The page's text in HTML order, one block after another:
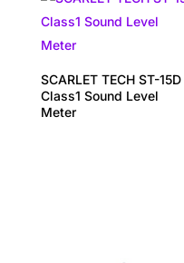
SCARLET TECH ST-15D
Class1 Sound Level
Meter